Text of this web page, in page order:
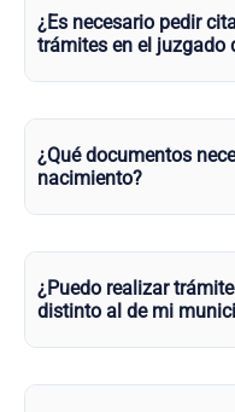
¿Es necesario pedir
trámites en el juzgado
¿Qué documentos
nacimiento?
¿Puedo realizar
distinto al de mi